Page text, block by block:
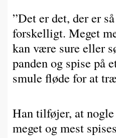
”Det er det, der er
forskelligt. Meget
kan være sure eller
panden og spise på
smule fløde for at
Han tilføjer, at
meget og mest